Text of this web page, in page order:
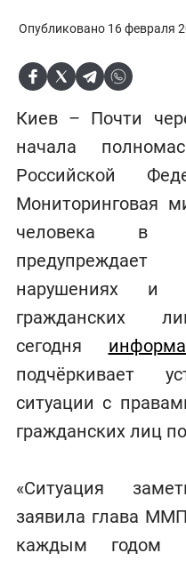
Опубликовано 16 февраля
Киев – Почти
начала
Российской
Мониторинговая
человека в
нарушениях и
гражданских
сегодня
подчёркивает
ситуации с
гражданских лиц
«Ситуация
заявила глава
каждым годом